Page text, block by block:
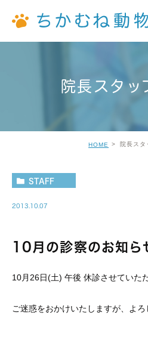
院長スタッ
HOME 院長スタ
STAFF
2013.10.07
10月の診察のお知ら
10月26日(土) 午後 休診させていた
ご迷惑をおかけいたしますが、よろ